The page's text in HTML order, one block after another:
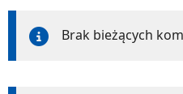
Brak bieżących